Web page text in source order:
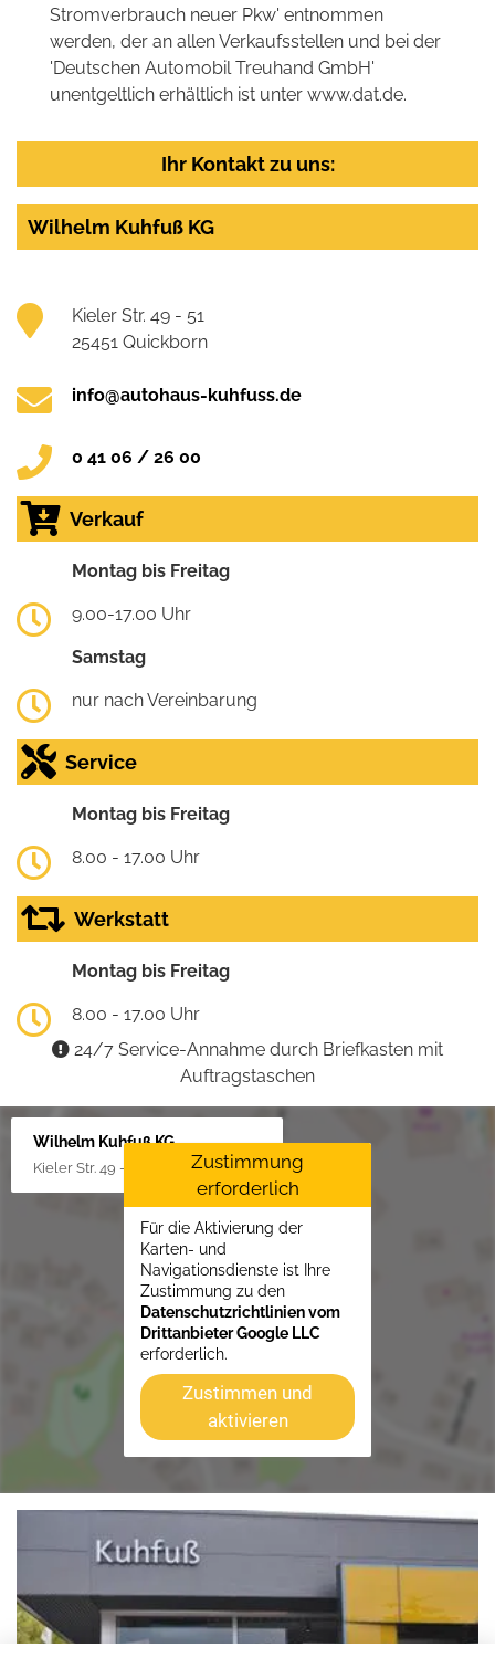
Stromverbrauch neuer Pkw' entnommen
werden, der an allen Verkaufsstellen und bei der
'Deutschen Automobil Treuhand GmbH'
unentgeltlich erhältlich ist unter www.dat.de.
Ihr Kontakt zu uns:
Wilhelm Kuhfuß KG
Kieler Str. 49 - 51
25451 Quickborn
info@autohaus-kuhfuss.de
0 41 06 / 26 00
Verkauf
Montag bis Freitag
9.00-17.00 Uhr
Samstag
nur nach Vereinbarung
Service
Montag bis Freitag
8.00 - 17.00 Uhr
Werkstatt
Montag bis Freitag
8.00 - 17.00 Uhr
24/7 Service-Annahme durch Briefkasten mit
Auftragstaschen
Wilhelm Kuhfuß KG
Kieler Str. 49 - 51, 25451 Quickborn
Zustimmung
erforderlich
Für die Aktivierung der
Karten- und
Navigationsdienste ist Ihre
Zustimmung zu den
Datenschutzrichtlinien vom
Drittanbieter Google LLC
erforderlich.
Zustimmen und
aktivieren